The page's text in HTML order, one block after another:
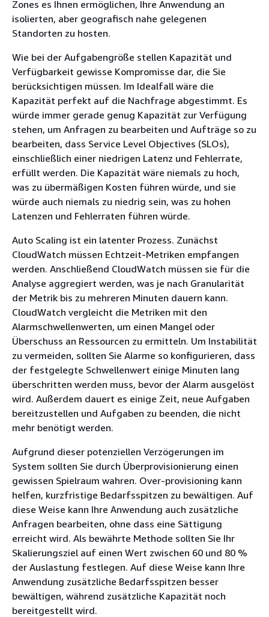
Zones es Ihnen ermöglichen, Ihre Anwendung an
isolierten, aber geografisch nahe gelegenen
Standorten zu hosten.
Wie bei der Aufgabengröße stellen Kapazität und
Verfügbarkeit gewisse Kompromisse dar, die Sie
berücksichtigen müssen. Im Idealfall wäre die
Kapazität perfekt auf die Nachfrage abgestimmt. Es
würde immer gerade genug Kapazität zur Verfügung
stehen, um Anfragen zu bearbeiten und Aufträge so zu
bearbeiten, dass Service Level Objectives (SLOs),
einschließlich einer niedrigen Latenz und Fehlerrate,
erfüllt werden. Die Kapazität wäre niemals zu hoch,
was zu übermäßigen Kosten führen würde, und sie
würde auch niemals zu niedrig sein, was zu hohen
Latenzen und Fehlerraten führen würde.
Auto Scaling ist ein latenter Prozess. Zunächst
CloudWatch müssen Echtzeit-Metriken empfangen
werden. Anschließend CloudWatch müssen sie für die
Analyse aggregiert werden, was je nach Granularität
der Metrik bis zu mehreren Minuten dauern kann.
CloudWatch vergleicht die Metriken mit den
Alarmschwellenwerten, um einen Mangel oder
Überschuss an Ressourcen zu ermitteln. Um Instabilität
zu vermeiden, sollten Sie Alarme so konfigurieren, dass
der festgelegte Schwellenwert einige Minuten lang
überschritten werden muss, bevor der Alarm ausgelöst
wird. Außerdem dauert es einige Zeit, neue Aufgaben
bereitzustellen und Aufgaben zu beenden, die nicht
mehr benötigt werden.
Aufgrund dieser potenziellen Verzögerungen im
System sollten Sie durch Überprovisionierung einen
gewissen Spielraum wahren. Over-provisioning kann
helfen, kurzfristige Bedarfsspitzen zu bewältigen. Auf
diese Weise kann Ihre Anwendung auch zusätzliche
Anfragen bearbeiten, ohne dass eine Sättigung
erreicht wird. Als bewährte Methode sollten Sie Ihr
Skalierungsziel auf einen Wert zwischen 60 und 80 %
der Auslastung festlegen. Auf diese Weise kann Ihre
Anwendung zusätzliche Bedarfsspitzen besser
bewältigen, während zusätzliche Kapazität noch
bereitgestellt wird.